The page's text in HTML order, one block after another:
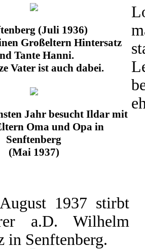
(Juli 1936)
Großeltern Hintersatz
Tante Hanni.
Vater ist auch dabei.
Jahr besucht Ildar mit
Oma und Opa in
Senftenberg
(Mai 1937)
1937 stirbt
a.D. Wilhelm
in Senftenberg.